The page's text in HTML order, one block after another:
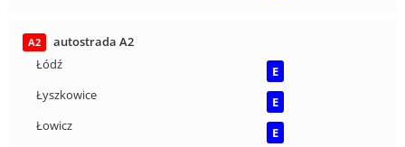
A2
autostrada A2
Łódź
E
Łyszkowice
E
Łowicz
E